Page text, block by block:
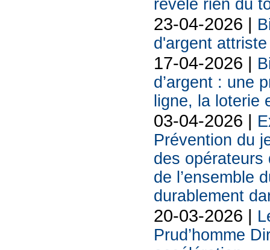
révèle rien du
23-04-2026 |
d'argent
17-04-2026 |
d’argent : une
ligne, la loterie
03-04-2026 |
Prévention du
des opérateurs
de l’ensemble
durablement
20-03-2026 |
Prud’homme